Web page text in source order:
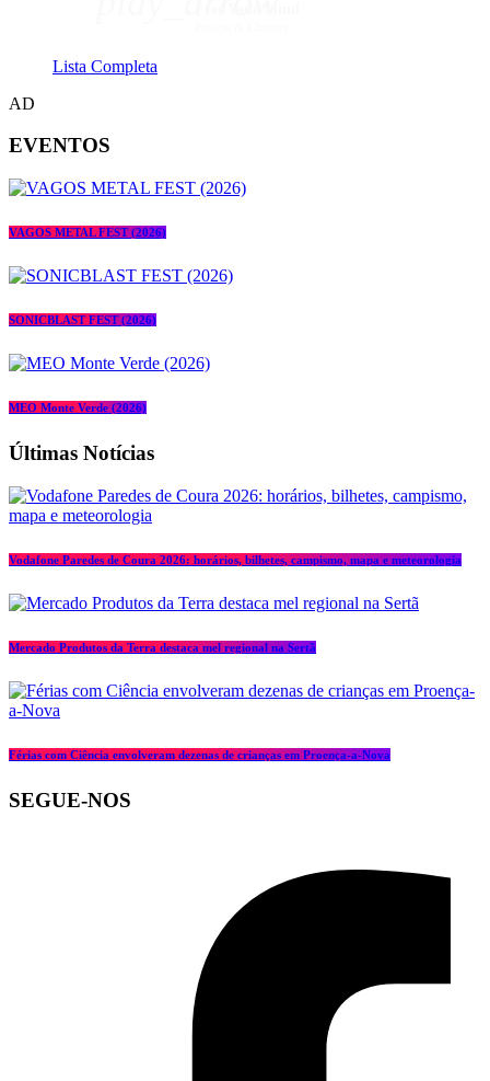
Lista Completa
AD
EVENTOS
VAGOS METAL FEST (2026)
SONICBLAST FEST (2026)
MEO Monte Verde (2026)
Últimas Notícias
Vodafone Paredes de Coura 2026: horários, bilhetes, campismo, mapa e meteorologia
Mercado Produtos da Terra destaca mel regional na Sertã
Férias com Ciência envolveram dezenas de crianças em Proença-a-Nova
SEGUE-NOS